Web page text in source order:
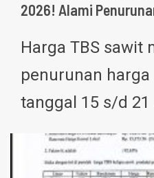
2026! Alami
Harga TBS sawit
penurunan
tanggal 15 s/d 21